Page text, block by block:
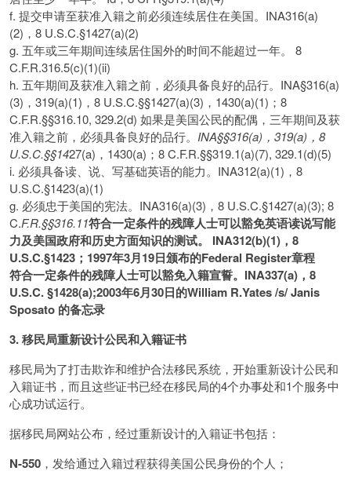
f. 提交申请至获准入籍之前必须连续居住在美国。INA316(a)
(2)，8 U.S.C.§1427(a)(2)
g. 五年或三年期间连续居住国外的时间不能超过一年。 8
C.F.R.316.5(c)(1)(ii)
h. 五年期间及获准入籍之前，必须具备良好的品行。INA§316(a)
(3)，319(a)(1)，8 U.S.C.§§1427(a)(3)，1430(a)(1)；8
C.F.R.§§316.10, 329.2(d) 如果是美国公民的配偶，三年期间及获
准入籍之前，必须具备良好的品行。 INA§§316(a) ， 319(a) ， 8
U.S.C.§§1427(a)，1430(a)；8 C.F.R.§§319.1(a)(7), 329.1(d)(5)
i. 必须具备读、说、写基础英语的能力。INA312(a)(1)，8
U.S.C.§1423(a)(1)
g. 必须忠于美国的宪法。INA316(a)(3)，8 U.S.C.§1427(a)(3); 8
C.F.R.§§316.11符合一定条件的残障人士可以豁免英语读说写能
力及美国政府和历史方面知识的测试。
INA312(b)(1) ， 8
U.S.C.§1423 ； 1997年3月19日颁布的Federal Register章程
符合一定条件的残障人士可以豁免入籍宣誓。 INA337(a) ， 8
U.S.C.§1428(a);2003年6月30日的William R.Yates /s/ Janis
Sposato 的备忘录
3. 移民局重新设计公民和入籍证书
移民局为了打击欺诈和维护合法移民系统，开始重新设计公民和
入籍证书，而且这些证书已经在移民局的4个办事处和1个服务中
心成功试运行。
据移民局网站公布，经过重新设计的入籍证书包括：
N-550 ，发给通过入籍过程获得美国公民身份的个人；